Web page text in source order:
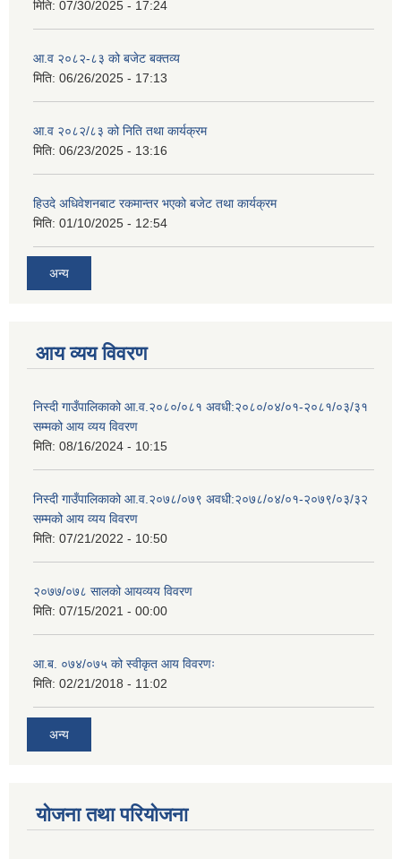
मिति: 07/30/2025 - 17:24
आ.व २०८२-८३ को बजेट बक्तव्य
मिति: 06/26/2025 - 17:13
आ.व २०८२/८३ को निति तथा कार्यक्रम
मिति: 06/23/2025 - 13:16
हिउदे अधिवेशनबाट रकमान्तर भएको बजेट तथा कार्यक्रम
मिति: 01/10/2025 - 12:54
अन्य
आय व्यय विवरण
निस्दी गाउँपालिकाको आ.व.२०८०/०८१ अवधी:२०८०/०४/०१-२०८१/०३/३१
सम्मको आय व्यय विवरण
मिति: 08/16/2024 - 10:15
निस्दी गाउँपालिकाको आ.व.२०७८/०७९ अवधी:२०७८/०४/०१-२०७९/०३/३२
सम्मको आय व्यय विवरण
मिति: 07/21/2022 - 10:50
२०७७/०७८ सालको आयव्यय विवरण
मिति: 07/15/2021 - 00:00
आ.ब. ०७४/०७५ को स्वीकृत आय विवरणः
मिति: 02/21/2018 - 11:02
अन्य
योजना तथा परियोजना